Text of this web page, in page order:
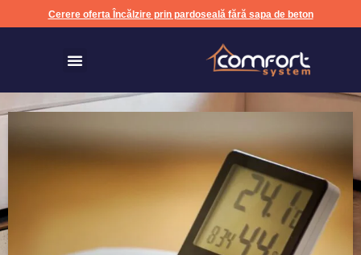
Cerere oferta Încălzire prin pardoseală fără sapa de beton